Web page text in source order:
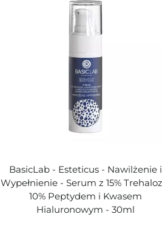
BasicLab - Esteticus - Nawilżenie i
Wypełnienie - Serum z 15%
10% Peptydem i Kwasem
Hialuronowym - 30ml